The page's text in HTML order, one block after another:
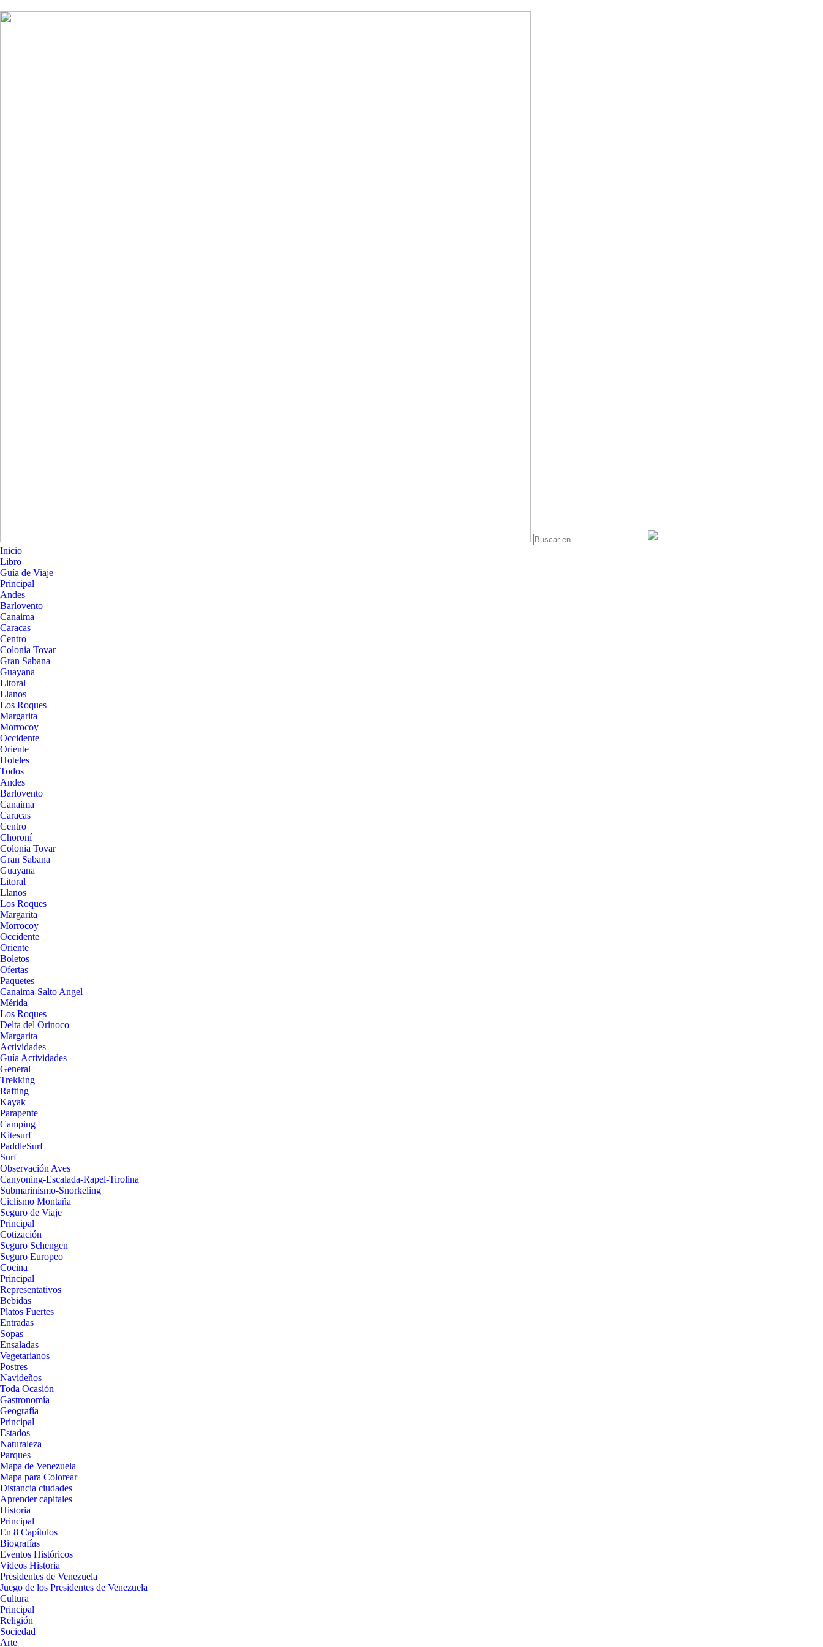
Inicio
Libro
Guía de Viaje
Principal
Andes
Barlovento
Canaima
Caracas
Centro
Colonia Tovar
Gran Sabana
Guayana
Litoral
Llanos
Los Roques
Margarita
Morrocoy
Occidente
Oriente
Hoteles
Todos
Andes
Barlovento
Canaima
Caracas
Centro
Choroní
Colonia Tovar
Gran Sabana
Guayana
Litoral
Llanos
Los Roques
Margarita
Morrocoy
Occidente
Oriente
Boletos
Ofertas
Paquetes
Canaima-Salto Angel
Mérida
Los Roques
Delta del Orinoco
Margarita
Actividades
Guía Actividades
General
Trekking
Rafting
Kayak
Parapente
Camping
Kitesurf
PaddleSurf
Surf
Observación Aves
Canyoning-Escalada-Rapel-Tirolina
Submarinismo-Snorkeling
Ciclismo Montaña
Seguro de Viaje
Principal
Cotización
Seguro Schengen
Seguro Europeo
Cocina
Principal
Representativos
Bebidas
Platos Fuertes
Entradas
Sopas
Ensaladas
Vegetarianos
Postres
Navideños
Toda Ocasión
Gastronomía
Geografía
Principal
Estados
Naturaleza
Parques
Mapa de Venezuela
Mapa para Colorear
Distancia ciudades
Aprender capitales
Historia
Principal
En 8 Capítulos
Biografías
Eventos Históricos
Videos Historia
Presidentes de Venezuela
Juego de los Presidentes de Venezuela
Cultura
Principal
Religión
Sociedad
Arte